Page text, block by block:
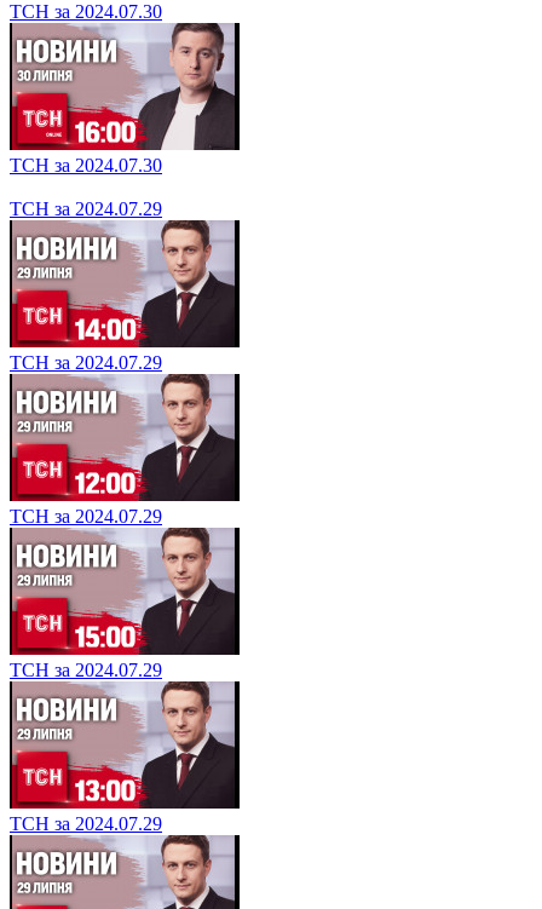
ТСН за 2024.07.31
ТСН за 2024.07.30
ТСН за 2024.07.30
ТСН за 2024.07.29
ТСН за 2024.07.29